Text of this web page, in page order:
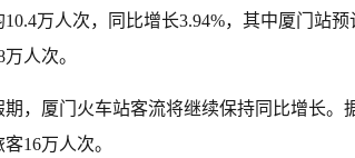
10.4万人次，同比增长3.94%，其中厦门站
人次。
，厦门火车站客流将继续保持同比增长。
16万人次。